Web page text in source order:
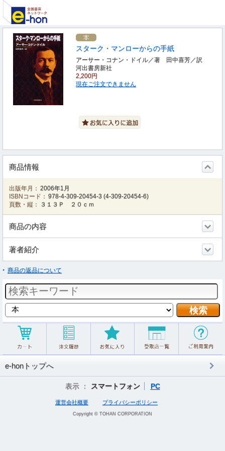
スターク・マンローからの手紙
アーサー・コナン・ドイル／著 田中喜芳／訳
河出書房新社
2,200円
現在ご注文できません
商品情報
出版年月： 2006年1月
ISBNコード： 978-4-309-20454-3 (4-309-20454-6)
頁数・縦：
３１３Ｐ ２０ｃｍ
商品の内容
著者紹介
商品の返品について
e-honトップへ
表示 ： スマートフォン PC
運営会社概要 プライバシーポリシー
Copyright © TOHAN CORPORATION